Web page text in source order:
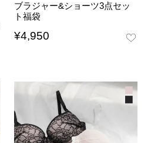
ブラジャー&ショーツ3点セッ
ト福袋
¥4,950